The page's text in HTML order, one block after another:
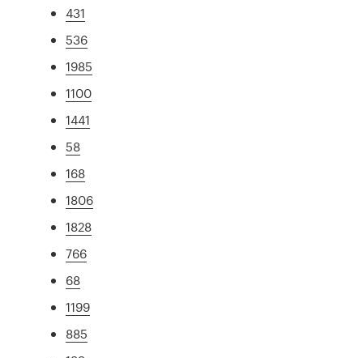
431
536
1985
1100
1441
58
168
1806
1828
766
68
1199
885